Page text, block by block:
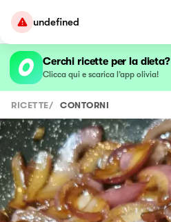
undefined
Cerchi ricette per la dieta?
Clicca qui e scarica l’app olivia!
RICETTE/ CONTORNI